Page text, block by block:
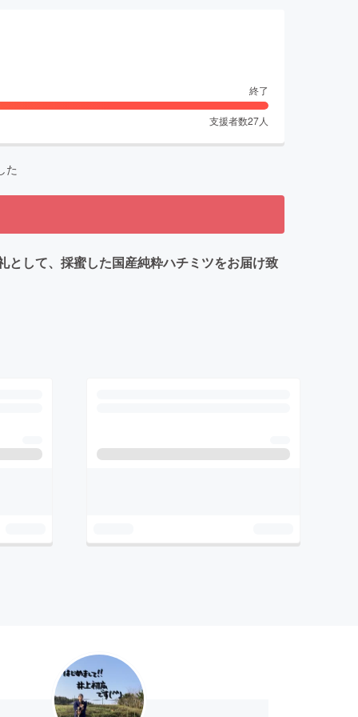
終了
支援者数27人
た
として、採蜜した国産純粋ハチミツをお届け致